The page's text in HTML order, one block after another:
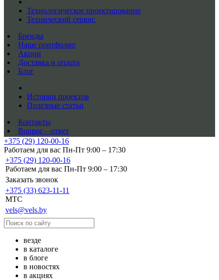
Технологическое проектирование
Технический сервис
Бренды
Наше портфолио
Акции
Доставка и оплата
Блог
Истории проектов
Полезные статьи
Контакты
Вопрос—ответ
+375 (29) 120-00-16
Работаем для вас Пн-Пт 9:00 – 17:30
+375 (29) 120-00-16
Работаем для вас Пн-Пт 9:00 – 17:30
Заказать звонок
+375 (33) 623-11-11
MTC
vels@vels.by
везде
в каталоге
в блоге
в новостях
в акциях